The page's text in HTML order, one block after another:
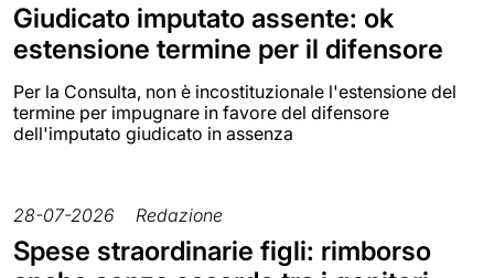
Giudicato imputato assente: ok
estensione termine per il difensore
Per la Consulta, non è incostituzionale l'estensione del
termine per impugnare in favore del difensore
dell'imputato giudicato in assenza
28-07-2026 Redazione
Spese straordinarie figli: rimborso